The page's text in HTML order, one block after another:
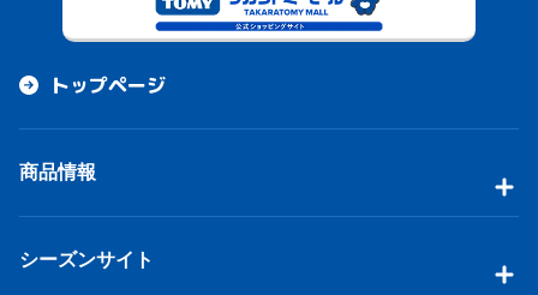
トップページ
商品情報
シーズンサイト